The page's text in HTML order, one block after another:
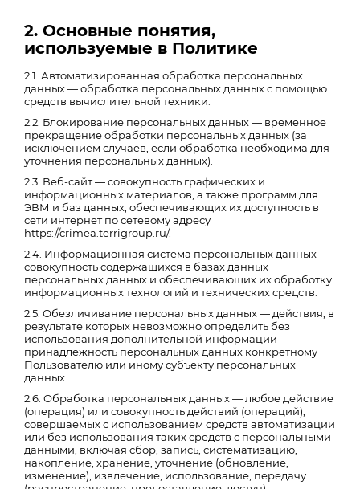
2. Основные понятия,
используемые в Политике
2.1. Автоматизированная обработка персональных
данных — обработка персональных данных с помощью
средств вычислительной техники.
2.2. Блокирование персональных данных — временное
прекращение обработки персональных данных (за
исключением случаев, если обработка необходима для
уточнения персональных данных).
2.3. Веб-сайт — совокупность графических и
информационных материалов, а также программ для
ЭВМ и баз данных, обеспечивающих их доступность в
сети интернет по сетевому адресу
https://crimea.terrigroup.ru/.
2.4. Информационная система персональных данных —
совокупность содержащихся в базах данных
персональных данных и обеспечивающих их обработку
информационных технологий и технических средств.
2.5. Обезличивание персональных данных — действия, в
результате которых невозможно определить без
использования дополнительной информации
принадлежность персональных данных конкретному
Пользователю или иному субъекту персональных
данных.
2.6. Обработка персональных данных — любое действие
(операция) или совокупность действий (операций),
совершаемых с использованием средств автоматизации
или без использования таких средств с персональными
данными, включая сбор, запись, систематизацию,
накопление, хранение, уточнение (обновление,
изменение), извлечение, использование, передачу